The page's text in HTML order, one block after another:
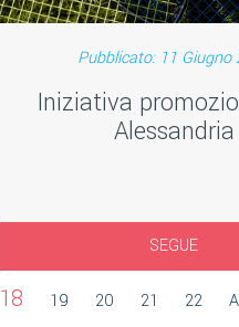
Pubblicato: 11 Giugno
Iniziativa
Alessandria
SEGUE
18 19 20 21 22